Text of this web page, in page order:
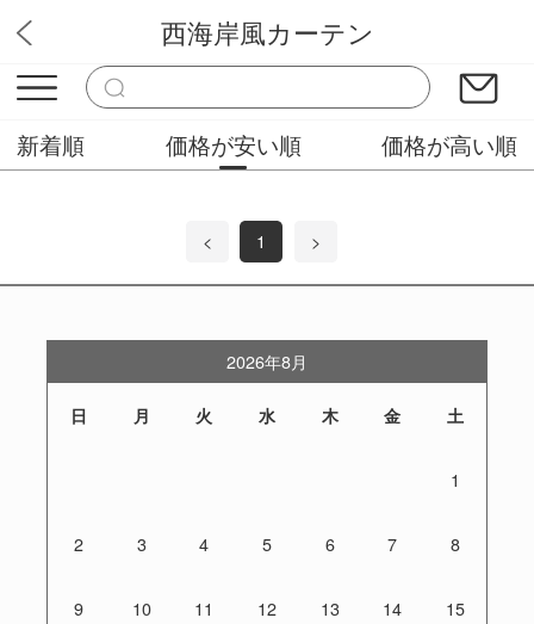
ぴっかりカーテン
西海岸風カーテン
新着順 価格が安い順 価格が高い順
< 1 >
2026年8月
日 月 火 水 木 金 土
1
2 3 4 5 6 7 8
9 10 11 12 13 14 15